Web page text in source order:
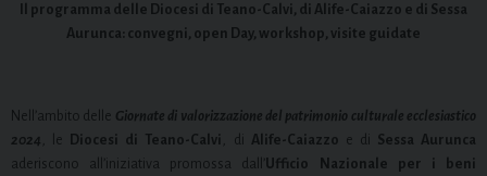
Il programma delle Diocesi di Teano-Calvi, di Alife-Caiazzo e di Sessa
Aurunca: convegni, open Day, workshop, visite guidate
Nell’ambito delle Giornate di valorizzazione del patrimonio culturale ecclesiastico
2024 , le Diocesi di Teano-Calvi , di Alife-Caiazzo e di Sessa Aurunca
aderiscono all’iniziativa promossa dall’ Ufficio Nazionale per i beni